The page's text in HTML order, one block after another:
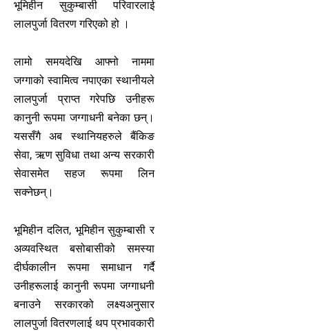
भूमिहीन सुकुम्बासी परिवारलाई
लालपुर्जा वितरण गरिएको हो ।
लामो समयदेखि आफ्नो नाममा
जग्गाको स्वामित्व नपाएका स्थानीयले
लालपुर्जा प्राप्त गरेपछि उनीहरू
कानुनी रूपमा जग्गाधनी बनेका छन्।
यससँगै अब स्थानियहरुले बैंकिङ
सेवा, ऋण सुविधा तथा अन्य सरकारी
सेवासमेत सहज रूपमा लिन
सक्नेछन्।
भूमिहीन दलित, भूमिहीन सुकुम्बासी र
अव्यवस्थित बसोबासीको समस्या
दीर्घकालीन रूपमा समाधान गर्दै
उनीहरूलाई कानुनी रूपमा जग्गाधनी
बनाउने सरकारको लक्ष्यअनुसार
लालपुर्जा वितरणलाई थप प्रभावकारी